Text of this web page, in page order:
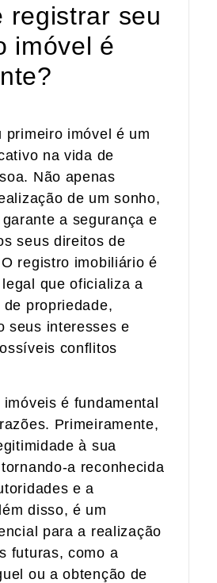
registrar seu
imóvel é
primeiro imóvel é um
na vida de
Não apenas
de um sonho,
a segurança e
seus direitos de
registro imobiliário é
que oficializa a
propriedade,
seus interesses e
conflitos
é fundamental
Primeiramente,
à sua
a reconhecida
e a
disso, é um
para a realização
futuras, como a
ou a obtenção de